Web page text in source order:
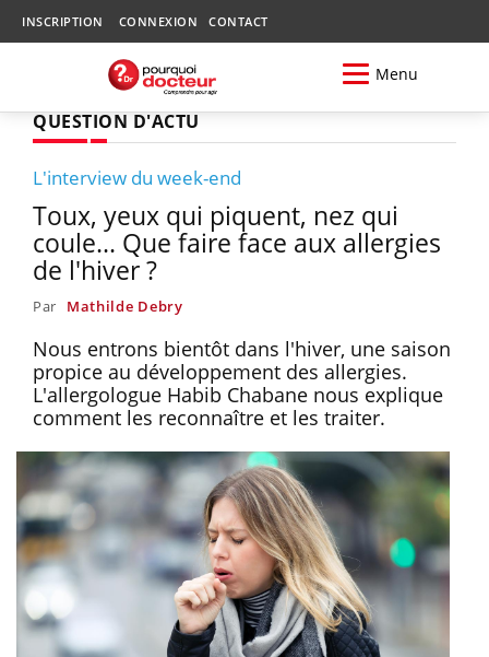
INSCRIPTION CONNEXION CONTACT
Menu
QUESTION D'ACTU
L'interview du week-end
Toux, yeux qui piquent, nez qui
coule... Que faire face aux allergies
de l'hiver ?
Par Mathilde Debry
Nous entrons bientôt dans l'hiver, une saison
propice au développement des allergies.
L'allergologue Habib Chabane nous explique
comment les reconnaître et les traiter.